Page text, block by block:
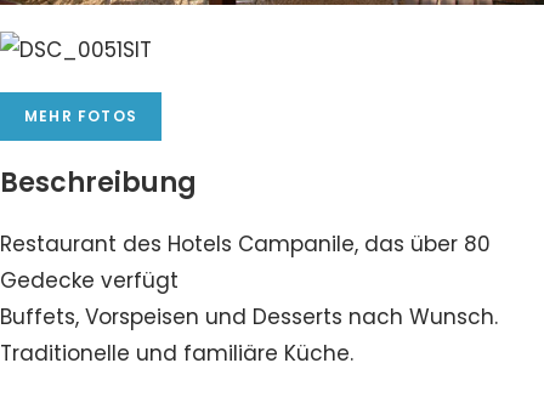
MEHR FOTOS
Beschreibung
Restaurant des Hotels Campanile, das über 80
Gedecke verfügt
Buffets, Vorspeisen und Desserts nach Wunsch.
Traditionelle und familiäre Küche.